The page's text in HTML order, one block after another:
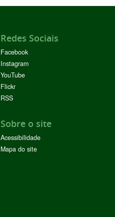
Redes Sociais
Facebook
Instagram
YouTube
Flickr
RSS
Sobre o site
Acessibilidade
Mapa do site